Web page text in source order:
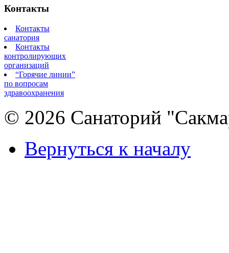
Контакты
Контакты
санатория
Контакты
контролирующих
организаций
“Горячие линии”
по вопросам
здравоохранения
© 2026 Санаторий
Вернуться к началу